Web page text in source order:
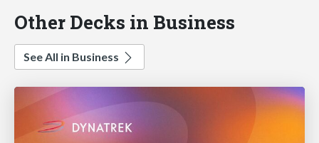
Other Decks in Business
See All in Business